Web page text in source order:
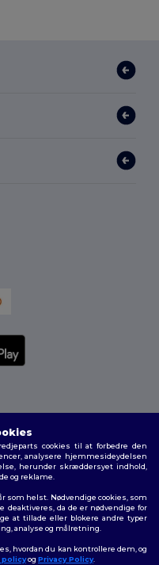
Fortrolighedspolitik|Politik for
cookies til at forbedre den
analysere hjemmesideydelsen
herunder skræddersyet indhold,
og reklame.
som helst. Nødvendige cookies, som
deaktiveres, da de er nødvendige for
at tillade eller blokere andre typer
analyse og målretning.
hvordan du kan kontrollere dem, og
policyog Privacy Policy.